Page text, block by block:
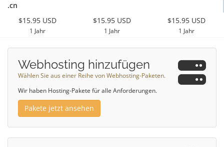
.cn
$15.95 USD
1 Jahr
$15.95 USD
1 Jahr
$15.95 USD
1 Jahr
Webhosting hinzufügen
Wählen Sie aus einer Reihe von Webhosting-Paketen.
Wir haben Hosting-Pakete für alle Anforderungen.
Pakete jetzt ansehen